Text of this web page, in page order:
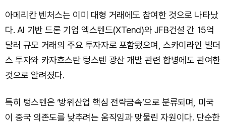
아메리칸 벤처스는 이미 대형 거래에도 참여한 것으로 나타났
다. AI 기반 드론 기업 엑스텐드(XTend)와 JFB건설 간 15억
달러 규모 거래의 주요 투자자로 포함됐으며, 스카이라인 빌더
스 투자와 카자흐스탄 텅스텐 광산 개발 관련 합병에도 관여한
것으로 알려졌다.
특히 텅스텐은 ‘방위산업 핵심 전략금속’으로 분류되며, 미국
이 중국 의존도를 낮추려는 움직임과 맞물린 자원이다. 단순한